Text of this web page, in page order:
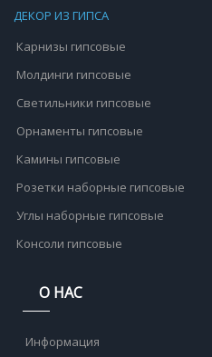
ДЕКОР ИЗ ГИПСА
Карнизы гипсовые
Молдинги гипсовые
Светильники гипсовые
Орнаменты гипсовые
Камины гипсовые
Розетки наборные гипсовые
Углы наборные гипсовые
Консоли гипсовые
О НАС
Информация